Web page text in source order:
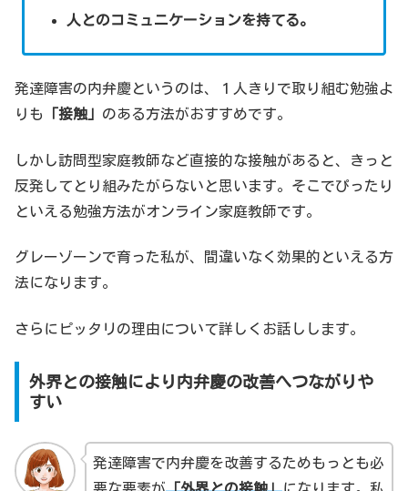
人とのコミュニケーションを持てる。
発達障害の内弁慶というのは、１人きりで取り組む勉強よ
りも
「接触」 のある方法がおすすめです。
しかし訪問型家庭教師など直接的な接触があると、きっと
反発してとり組みたがらないと思います。そこでぴったり
といえる勉強方法がオンライン家庭教師です。
グレーゾーンで育った私が、間違いなく効果的といえる方
法になります。
さらにピッタリの理由について詳しくお話しします。
外界との接触により内弁慶の改善へつながりや
すい
発達障害で内弁慶を改善するためもっとも必